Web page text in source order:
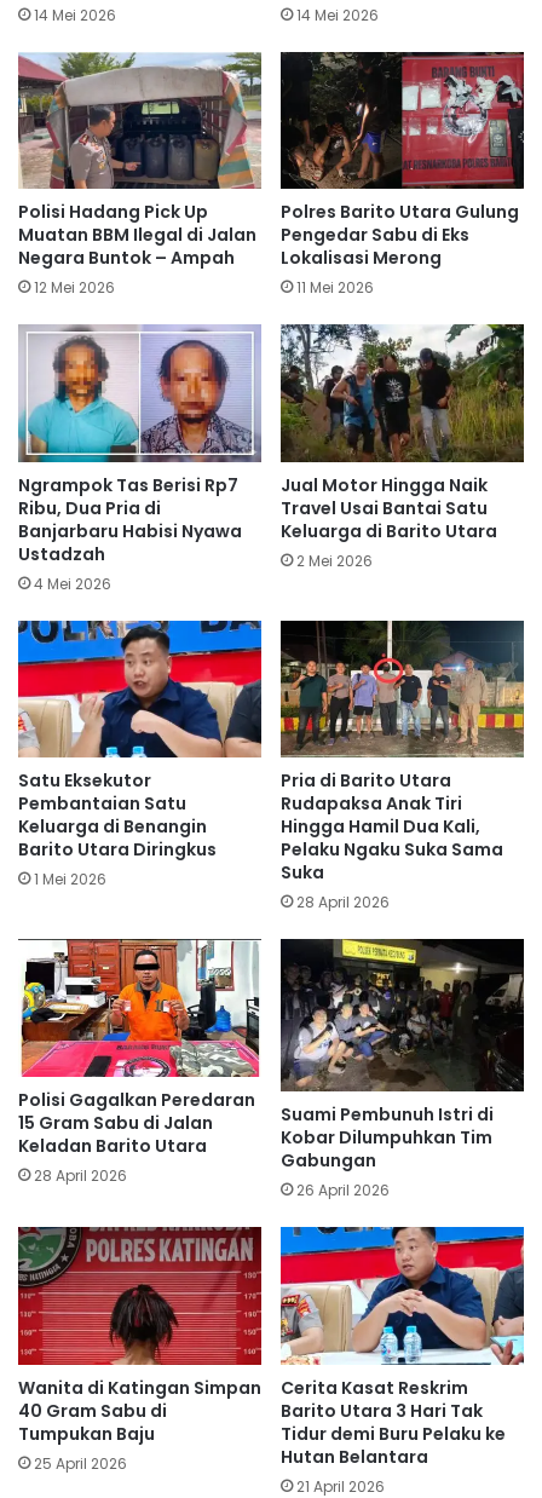
14 Mei 2026 14 Mei 2026
Polisi Hadang Pick Up
Muatan BBM Ilegal di Jalan
Negara Buntok – Ampah
12 Mei 2026
Polres Barito Utara Gulung
Pengedar Sabu di Eks
Lokalisasi Merong
11 Mei 2026
Ngrampok Tas Berisi Rp7
Ribu, Dua Pria di
Banjarbaru Habisi Nyawa
Ustadzah
4 Mei 2026
Jual Motor Hingga Naik
Travel Usai Bantai Satu
Keluarga di Barito Utara
2 Mei 2026
Satu Eksekutor
Pembantaian Satu
Keluarga di Benangin
Barito Utara Diringkus
1 Mei 2026
Pria di Barito Utara
Rudapaksa Anak Tiri
Hingga Hamil Dua Kali,
Pelaku Ngaku Suka Sama
Suka
28 April 2026
Polisi Gagalkan Peredaran
15 Gram Sabu di Jalan
Keladan Barito Utara
28 April 2026
Suami Pembunuh Istri di
Kobar Dilumpuhkan Tim
Gabungan
26 April 2026
Wanita di Katingan Simpan
40 Gram Sabu di
Tumpukan Baju
25 April 2026
Cerita Kasat Reskrim
Barito Utara 3 Hari Tak
Tidur demi Buru Pelaku ke
Hutan Belantara
21 April 2026